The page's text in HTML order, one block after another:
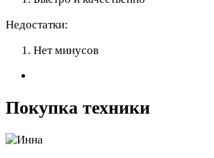
Недостатки:
Нет минусов
Покупка техники